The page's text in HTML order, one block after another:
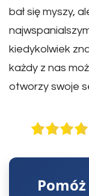
bał się myszy,
kiedykolwiek
każdy z nas
otworzy swoje